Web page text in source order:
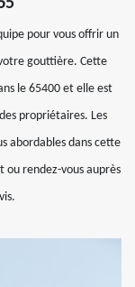
pour vous offrir un
gouttière. Cette
le 65400 et elle est
propriétaires. Les
abordables dans cette
ou rendez-vous auprès